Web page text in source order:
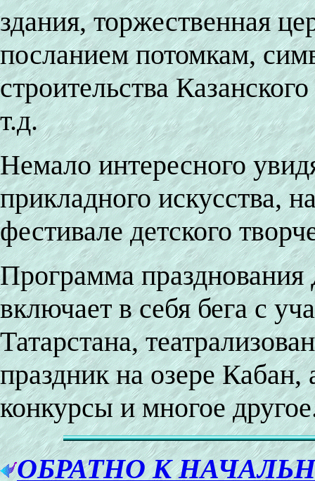
здания, торжественная
посланием потомкам,
строительства
т.д.
Немало интересного
прикладного искусства,
фестивале детского
Программа празднования
включает в себя бега с
Татарстана,
праздник на озере
конкурсы и многое
ОБРАТНО К